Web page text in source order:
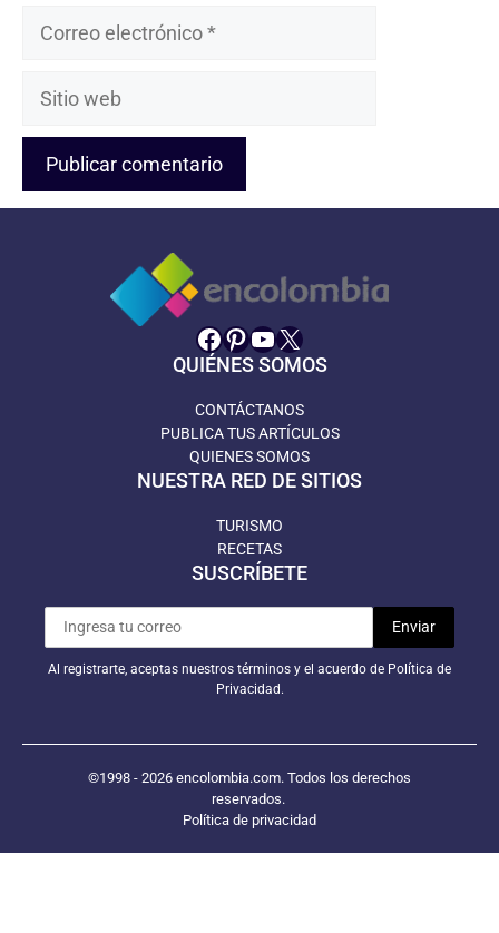
Sitio
Facebook
Pinterest
YouTube
X
QUIÉNES SOMOS
CONTÁCTANOS
PUBLICA TUS ARTÍCULOS
QUIENES SOMOS
NUESTRA RED DE SITIOS
TURISMO
RECETAS
SUSCRÍBETE
Al registrarte, aceptas nuestros términos y el acuerdo de Política de
Privacidad.
©1998 - 2026 encolombia.com. Todos los derechos
reservados.
Política de privacidad